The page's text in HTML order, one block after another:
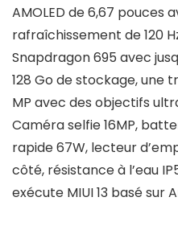
AMOLED de 6,67 pouces
rafraîchissement de 120
Snapdragon 695 avec
128 Go de stockage, une
MP avec des objectifs
Caméra selfie 16MP,
rapide 67W, lecteur
côté, résistance à l’eau
exécute MIUI 13 basé sur